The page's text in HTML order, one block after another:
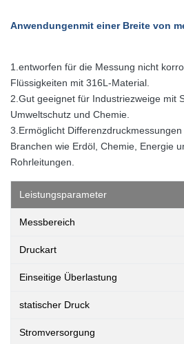
Anwendungenmit einer Breite von
1.entworfen für die Messung nicht
Flüssigkeiten mit 316L-Material.
2.Gut geeignet für Industriezweige mit
Umweltschutz und Chemie.
3.Ermöglicht
Branchen wie Erdöl, Chemie, Energie
Rohrleitungen.
Leistungsparameter
Messbereich
Druckart
Einseitige Überlastung
statischer Druck
Stromversorgung